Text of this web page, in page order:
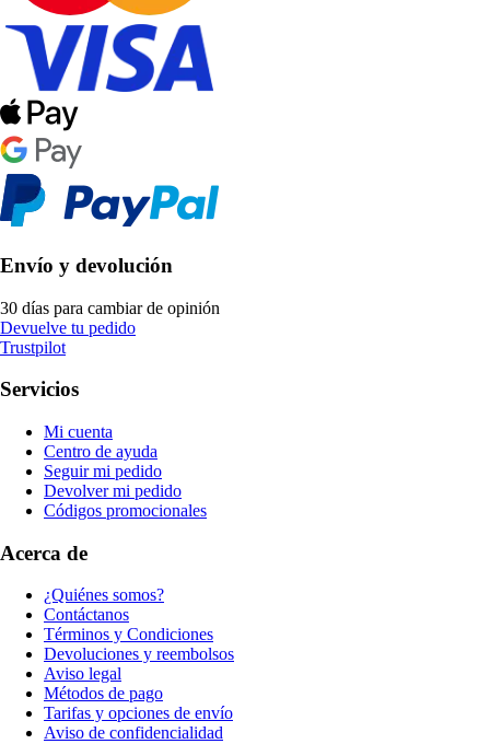
Envío y devolución
30 días para cambiar de opinión
Devuelve tu pedido
Trustpilot
Servicios
Mi cuenta
Centro de ayuda
Seguir mi pedido
Devolver mi pedido
Códigos promocionales
Acerca de
¿Quiénes somos?
Contáctanos
Términos y Condiciones
Devoluciones y reembolsos
Aviso legal
Métodos de pago
Tarifas y opciones de envío
Aviso de confidencialidad